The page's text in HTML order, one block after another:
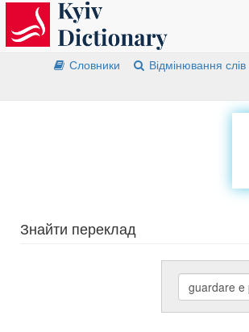
Словники Відмінювання слів
Знайти переклад